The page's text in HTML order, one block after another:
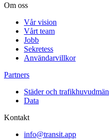
Om oss
Vår vision
Vårt team
Jobb
Sekretess
Användarvillkor
Partners
Städer och trafikhuvudmän
Data
Kontakt
info@transit.app